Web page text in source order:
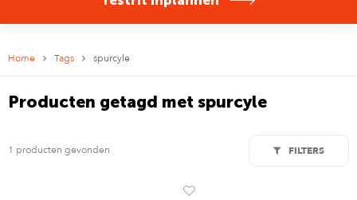
Home Tags spurcyle
Producten getagd met spurcyle
1 producten gevonden FILTERS